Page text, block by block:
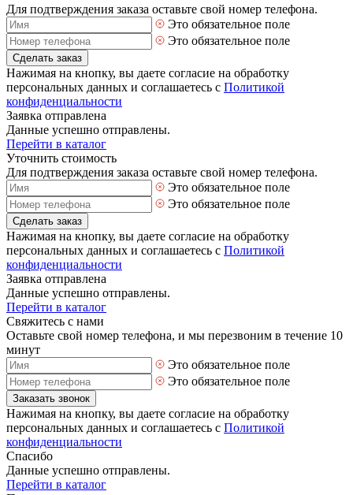
Для подтверждения заказа оставьте свой номер телефона.
Это обязательное поле
Это обязательное поле
Сделать заказ
Нажимая на кнопку, вы даете согласие на обработку
персональных данных и соглашаетесь с Политикой
конфиденциальности
Заявка отправлена
Данные успешно отправлены.
Перейти в каталог
Уточнить стоимость
Для подтверждения заказа оставьте свой номер телефона.
Это обязательное поле
Это обязательное поле
Сделать заказ
Нажимая на кнопку, вы даете согласие на обработку
персональных данных и соглашаетесь с Политикой
конфиденциальности
Заявка отправлена
Данные успешно отправлены.
Перейти в каталог
Свяжитесь с нами
Оставьте свой номер телефона, и мы перезвоним в течение 10
минут
Это обязательное поле
Это обязательное поле
Заказать звонок
Нажимая на кнопку, вы даете согласие на обработку
персональных данных и соглашаетесь с Политикой
конфиденциальности
Спасибо
Данные успешно отправлены.
Перейти в каталог